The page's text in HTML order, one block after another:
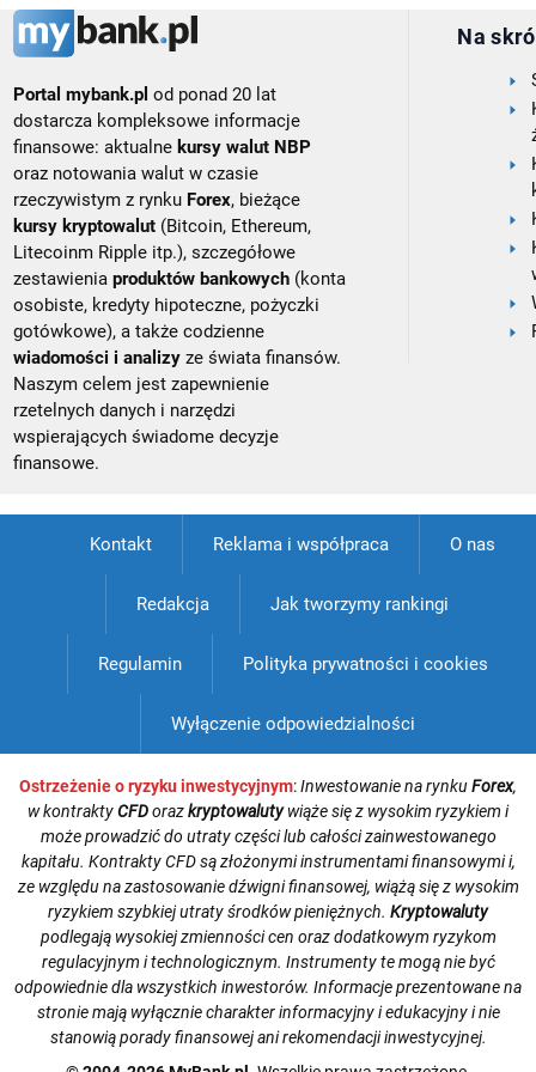
Portal mybank.pl od ponad 20 lat
dostarcza kompleksowe informacje
finansowe: aktualne kursy walut NBP
oraz notowania walut w czasie
rzeczywistym z rynku Forex, bieżące
kursy kryptowalut (Bitcoin, Ethereum,
Litecoinm Ripple itp.), szczegółowe
zestawieniaproduktów bankowych (konta
osobiste, kredyty hipoteczne, pożyczki
gotówkowe), a także codzienne
wiadomości i analizy ze świata finansów.
Naszym celem jest zapewnienie
rzetelnych danych i narzędzi
wspierających świadome decyzje
finansowe.
Na
Kontakt Reklama i współpraca O nas
Redakcja Jak tworzymy rankingi
Regulamin Polityka prywatności i cookies
Wyłączenie odpowiedzialności
Ostrzeżenie o ryzyku inwestycyjnym:Inwestowanie na rynkuForex,
w kontraktyCFDorazkryptowalutywiąże się z wysokim ryzykiem i
może prowadzić do utraty części lub całości zainwestowanego
kapitału. Kontrakty CFD są złożonymi instrumentami finansowymi i,
ze względu na zastosowanie dźwigni finansowej, wiążą się z wysokim
ryzykiem szybkiej utraty środków pieniężnych. Kryptowaluty
podlegają wysokiej zmienności cen oraz dodatkowym ryzykom
regulacyjnym i technologicznym. Instrumenty te mogą nie być
odpowiednie dla wszystkich inwestorów. Informacje prezentowane na
stronie mają wyłącznie charakter informacyjny i edukacyjny i nie
stanowią porady finansowej ani rekomendacji inwestycyjnej.